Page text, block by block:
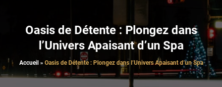
Oasis de Détente : Plongez dans
l’Univers Apaisant d’un Spa
Accueil » Oasis de Détente : Plongez dans l’Univers Apaisant d’un Spa